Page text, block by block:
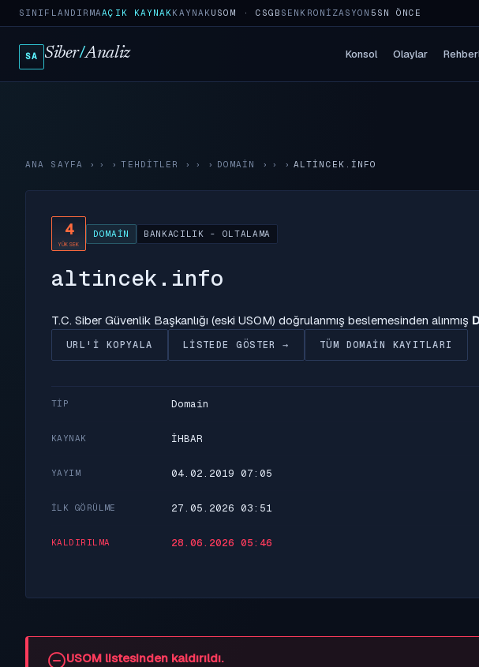
SINIFLANDIRMAAÇIK KAYNAKKAYNAKUSOM · CSGB SENKRONIZASYON 5SN ÖNCE
SA Siber/Analiz Konsol Olaylar
ANA SAYFA › TEHDITLER › DOMAIN › ALTINCEK.INFO
4
YÜKSEK
DOMAIN BANKACILIK - OLTALAMA
altincek.info
T.C. Siber Güvenlik Başkanlığı (eski USOM) doğrulanmış beslemesinden alınmış
URL'I KOPYALA LISTEDE GÖSTER → TÜM DOMAIN KAYITLARI
TIP Domain
KAYNAK İHBAR
YAYIM 04.02.2019 07:05
İLK GÖRÜLME 27.05.2026 03:51
KALDIRILMA 28.06.2026 05:46
USOM listesinden kaldırıldı.